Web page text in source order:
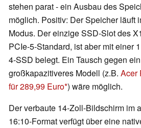
stehen parat - ein Ausbau des
möglich. Positiv: Der Speicher läuft
Modus. Der einzige SSD-Slot des
PCIe-5-Standard, ist aber mit einer
4-SSD belegt. Ein Tausch gegen
großkapazitiveres Modell (z.B. Acer
für 289,99 Euro ) wäre möglich.
Der verbaute 14-Zoll-Bildschirm im
16:10-Format verfügt über eine